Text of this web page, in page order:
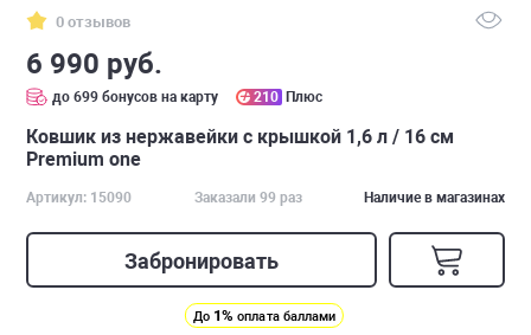
0 отзывов
6 990 руб.
до 699 бонусов на карту 210 Плюс
Ковшик из нержавейки с крышкой 1,6 л / 16 см
Premium one
Артикул: 15090 Заказали 99 раз Наличие в магазинах
Забронировать
До 1% оплата баллами